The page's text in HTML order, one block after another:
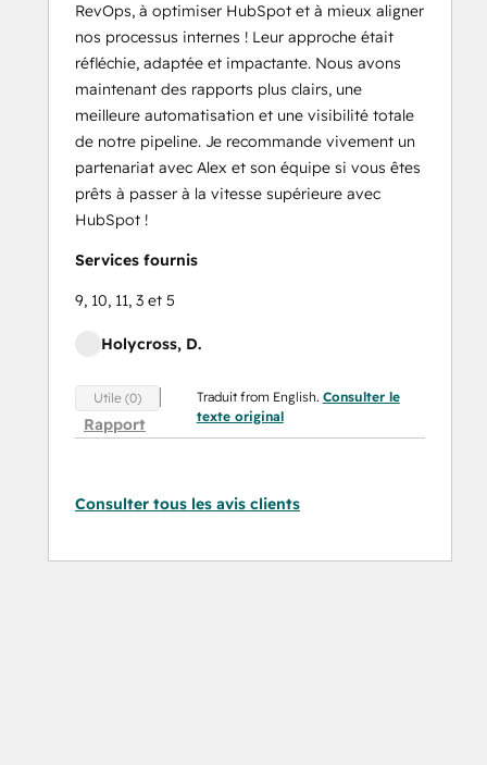
RevOps, à optimiser HubSpot et à mieux aligner
nos processus internes ! Leur approche était
réfléchie, adaptée et impactante. Nous avons
maintenant des rapports plus clairs, une
meilleure automatisation et une visibilité totale
de notre pipeline. Je recommande vivement un
partenariat avec Alex et son équipe si vous êtes
prêts à passer à la vitesse supérieure avec
HubSpot !
Services fournis
9, 10, 11, 3 et 5
Holycross, D.
Utile (0)
Rapport
Traduit from English. Consulter le
texte original
Consulter tous les avis clients